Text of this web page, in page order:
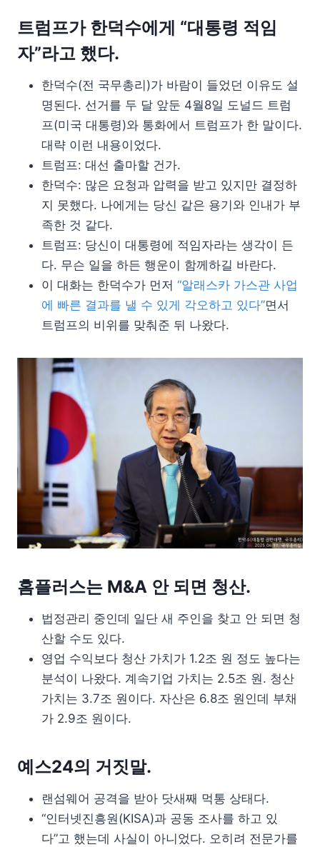
트럼프가 한덕수에게 “대통령 적임
자”라고 했다.
한덕수(전 국무총리)가 바람이 들었던 이유도 설
명된다. 선거를 두 달 앞둔 4월8일 도널드 트럼
프(미국 대통령)와 통화에서 트럼프가 한 말이다.
대략 이런 내용이었다.
트럼프: 대선 출마할 건가.
한덕수: 많은 요청과 압력을 받고 있지만 결정하
지 못했다. 나에게는 당신 같은 용기와 인내가 부
족한 것 같다.
트럼프: 당신이 대통령에 적임자라는 생각이 든
다. 무슨 일을 하든 행운이 함께하길 바란다.
이 대화는 한덕수가 먼저 “알래스카 가스관 사업
에 빠른 결과를 낼 수 있게 각오하고 있다”면서
트럼프의 비위를 맞춰준 뒤 나왔다.
홈플러스는 M&A 안 되면 청산.
법정관리 중인데 일단 새 주인을 찾고 안 되면 청
산할 수도 있다.
영업 수익보다 청산 가치가 1.2조 원 정도 높다는
분석이 나왔다. 계속기업 가치는 2.5조 원. 청산
가치는 3.7조 원이다. 자산은 6.8조 원인데 부채
가 2.9조 원이다.
예스24의 거짓말.
랜섬웨어 공격을 받아 닷새째 먹통 상태다.
“인터넷진흥원(KISA)과 공동 조사를 하고 있
다”고 했는데 사실이 아니었다. 오히려 전문가를